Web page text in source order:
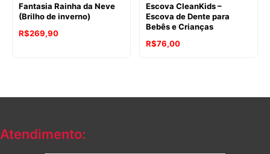
Fantasia Rainha da Neve
(Brilho de inverno)
R$269,90
Escova CleanKids –
Escova de Dente para
Bebês e Crianças
R$76,00
Atendimento: